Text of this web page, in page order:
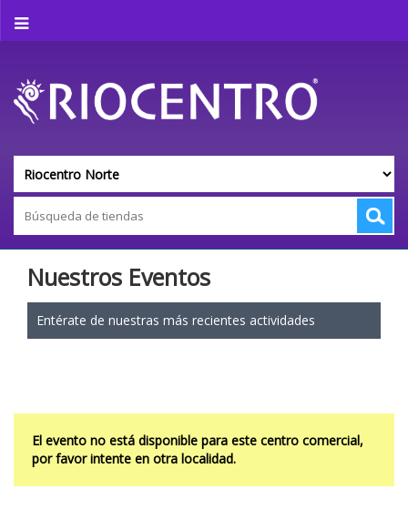
Nuestros Eventos
Entérate de nuestras más recientes actividades
El evento no está disponible para este centro comercial,
por favor intente en otra localidad.